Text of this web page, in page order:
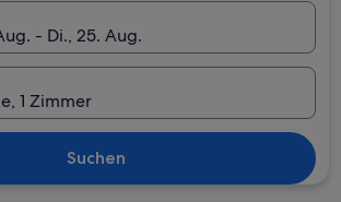
- Di., 25. Aug.
1 Zimmer
Suchen